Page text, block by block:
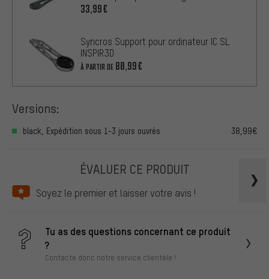
33,99€
Syncros Support pour ordinateur IC SL
INSPIR3D
À PARTIR DE 80,99€
Versions:
black, Expédition sous 1-3 jours ouvrés 38,99€
ÉVALUER CE PRODUIT
Soyez le premier et laisser votre avis !
Tu as des questions concernant ce produit
?
Contacte donc notre service clientèle !